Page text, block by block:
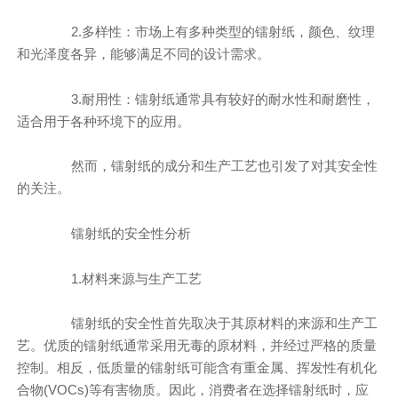
2.多样性：市场上有多种类型的镭射纸，颜色、纹理
和光泽度各异，能够满足不同的设计需求。
3.耐用性：镭射纸通常具有较好的耐水性和耐磨性，
适合用于各种环境下的应用。
然而，镭射纸的成分和生产工艺也引发了对其安全性
的关注。
镭射纸的安全性分析
1.材料来源与生产工艺
镭射纸的安全性首先取决于其原材料的来源和生产工
艺。优质的镭射纸通常采用无毒的原材料，并经过严格的质量
控制。相反，低质量的镭射纸可能含有重金属、挥发性有机化
合物(VOCs)等有害物质。因此，消费者在选择镭射纸时，应